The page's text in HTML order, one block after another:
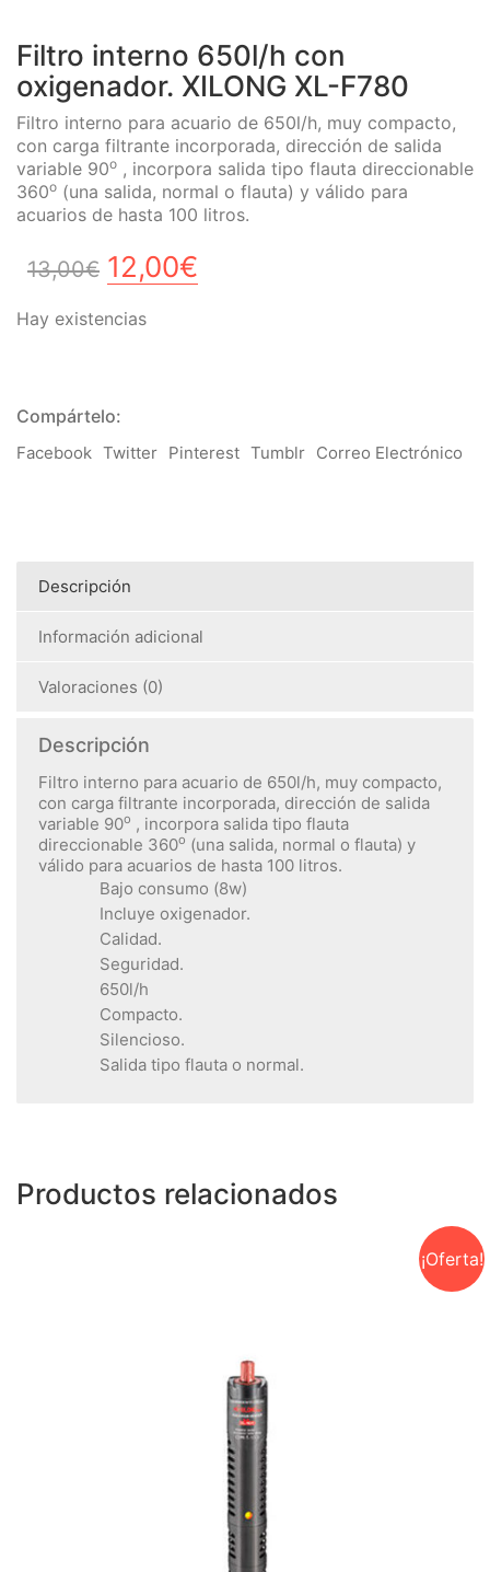
Filtro interno 650l/h con
oxigenador. XILONG XL-F780
Filtro interno para acuario de 650l/h, muy compacto,
con carga filtrante incorporada, dirección de salida
variable 90o , incorpora salida tipo flauta direccionable
360o (una salida, normal o flauta) y válido para
acuarios de hasta 100 litros.
13,00€ El
original
13,00€.
12,00€
Hay existencias
Compártelo:
Facebook Twitter Pinterest Tumblr Correo Electrónico
Descripción
Información adicional
Valoraciones (0)
Descripción
Filtro interno para acuario de 650l/h, muy compacto,
con carga filtrante incorporada, dirección de salida
variable 90o , incorpora salida tipo flauta
direccionable 360o (una salida, normal o flauta) y
válido para acuarios de hasta 100 litros.
Bajo consumo (8w)
Incluye oxigenador.
Calidad.
Seguridad.
650l/h
Compacto.
Silencioso.
Salida tipo flauta o normal.
Productos relacionados
¡Oferta!